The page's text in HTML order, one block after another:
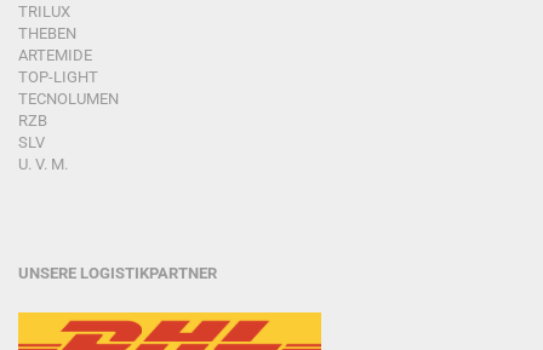
TRILUX
THEBEN
ARTEMIDE
TOP-LIGHT
TECNOLUMEN
RZB
SLV
U. V. M.
UNSERE LOGISTIKPARTNER